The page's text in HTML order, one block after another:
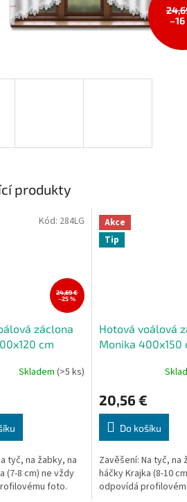
–16
produkty
24,69 €
–25 %
záclona
cm
Skladem (>5 ks)
tyč, na žabky, na
(7-8 cm) ne vždy
foto.
Kód: 284LG
Akce
Tip
Hotová voálová
Monika 400x150
produktu
je
5,0
z
hvězdiček.
20,56 €
Do košíku
Zavěšení: Na tyč, na
háčky Krajka (8-10
odpovídá